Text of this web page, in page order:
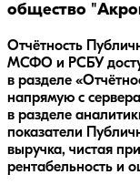
общество
Отчётность
МСФО и РСБУ
в разделе
напрямую с
в разделе
показатели
выручка, чистая
рентабельность и